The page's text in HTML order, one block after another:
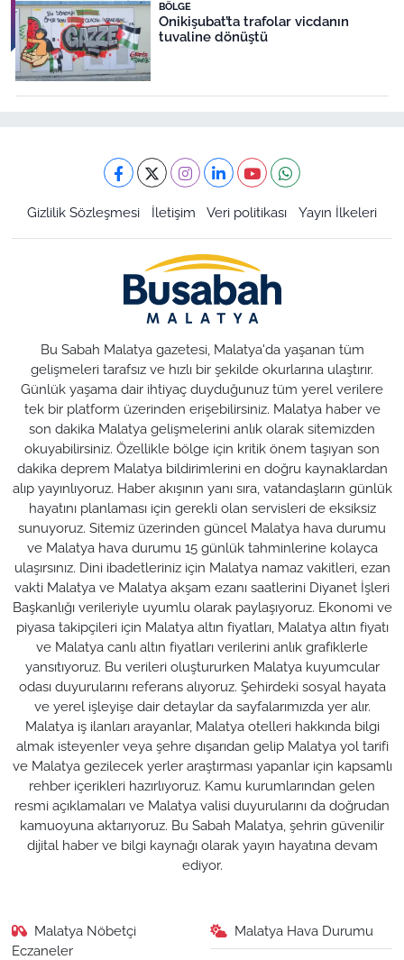
BÖLGE
Onikişubat’ta trafolar vicdanın
tuvaline dönüştü
Gizlilik Sözleşmesi İletişim Veri politikası Yayın İlkeleri
Bu Sabah Malatya gazetesi, Malatya'da yaşanan tüm
gelişmeleri tarafsız ve hızlı bir şekilde okurlarına ulaştırır.
Günlük yaşama dair ihtiyaç duyduğunuz tüm yerel verilere
tek bir platform üzerinden erişebilirsiniz. Malatya haber ve
son dakika Malatya gelişmelerini anlık olarak sitemizden
okuyabilirsiniz. Özellikle bölge için kritik önem taşıyan son
dakika deprem Malatya bildirimlerini en doğru kaynaklardan
alıp yayınlıyoruz. Haber akışının yanı sıra, vatandaşların günlük
hayatını planlaması için gerekli olan servisleri de eksiksiz
sunuyoruz. Sitemiz üzerinden güncel Malatya hava durumu
ve Malatya hava durumu 15 günlük tahminlerine kolayca
ulaşırsınız. Dini ibadetleriniz için Malatya namaz vakitleri, ezan
vakti Malatya ve Malatya akşam ezanı saatlerini Diyanet İşleri
Başkanlığı verileriyle uyumlu olarak paylaşıyoruz. Ekonomi ve
piyasa takipçileri için Malatya altın fiyatları, Malatya altın fiyatı
ve Malatya canlı altın fiyatları verilerini anlık grafiklerle
yansıtıyoruz. Bu verileri oluştururken Malatya kuyumcular
odası duyurularını referans alıyoruz. Şehirdeki sosyal hayata
ve yerel işleyişe dair detaylar da sayfalarımızda yer alır.
Malatya iş ilanları arayanlar, Malatya otelleri hakkında bilgi
almak isteyenler veya şehre dışarıdan gelip Malatya yol tarifi
ve Malatya gezilecek yerler araştırması yapanlar için kapsamlı
rehber içerikleri hazırlıyoruz. Kamu kurumlarından gelen
resmi açıklamaları ve Malatya valisi duyurularını da doğrudan
kamuoyuna aktarıyoruz. Bu Sabah Malatya, şehrin güvenilir
dijital haber ve bilgi kaynağı olarak yayın hayatına devam
ediyor.
Malatya Nöbetçi
Eczaneler
Malatya Hava Durumu